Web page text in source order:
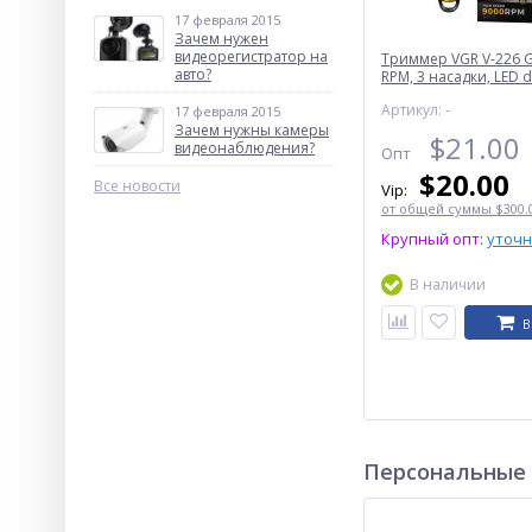
17 февраля 2015
Зачем нужен
видеорегистратор на
авто?
17 февраля 2015
Зачем нужны камеры
видеонаблюдения?
Все новости
Триммер VGR V-226
RPM, 3 насадки, LED
Артикул: -
Опт $21.00
Vip: $20.00
от общей суммы
Крупный опт:
В наличии